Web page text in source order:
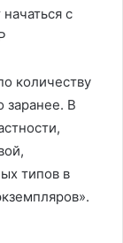
с
количеству
заранее. В
типов в